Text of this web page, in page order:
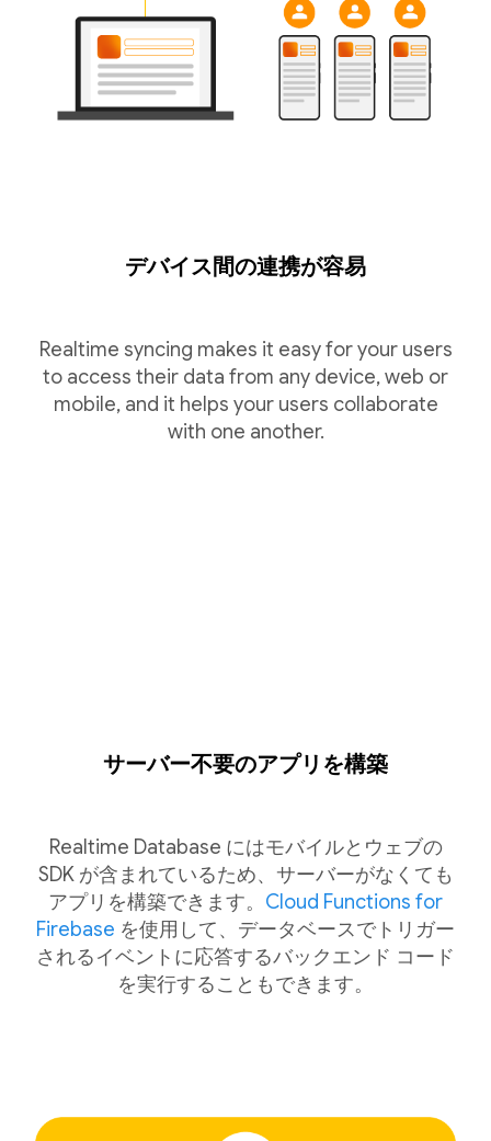
デバイス間の連携が容易
Realtime syncing makes it easy for your users
to access their data from any device, web or
mobile, and it helps your users collaborate
with one another.
サーバー不要のアプリを構築
Realtime Database にはモバイルとウェブの
SDK が含まれているため、サーバーがなくても
アプリを構築できます。 Cloud Functions for
Firebase を使用して、データベースでトリガー
されるイベントに応答するバックエンド コード
を実行することもできます。